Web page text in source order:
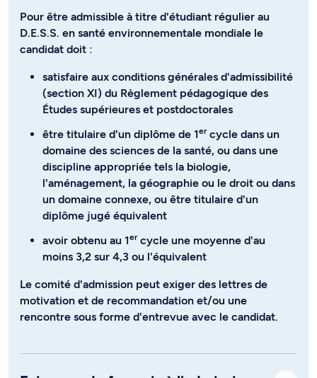
Pour être admissible à titre d'étudiant régulier au
D.E.S.S. en santé environnementale mondiale le
candidat doit :
satisfaire aux conditions générales d'admissibilité
(section XI) du Règlement pédagogique des
Études supérieures et postdoctorales
être titulaire d'un diplôme de 1ercycle dans un
domaine des sciences de la santé, ou dans une
discipline appropriée tels la biologie,
l'aménagement, la géographie ou le droit ou dans
un domaine connexe, ou être titulaire d'un
diplôme jugé équivalent
avoir obtenu au 1ercycle une moyenne d'au
moins 3,2 sur 4,3 ou l'équivalent
Le comité d'admission peut exiger des lettres de
motivation et de recommandation et/ou une
rencontre sous forme d'entrevue avec le candidat.